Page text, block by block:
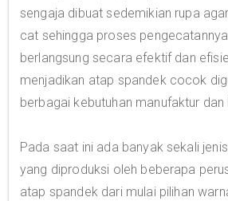
sengaja dibuat sedemikian rupa
cat sehingga proses
berlangsung secara efektif dan
menjadikan atap spandek cocok
berbagai kebutuhan manufaktur dan
Pada saat ini ada banyak sekali
yang diproduksi oleh beberapa
atap spandek dari mulai pilihan